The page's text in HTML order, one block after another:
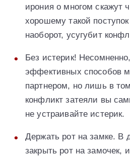
ирония о многом скажут
хорошему такой
наоборот, усугубит
Без истерик!
эффективных способов
партнером, но лишь в
конфликт затеяли вы
не устраивайте истерик.
Держать рот на замке. В
закрыть рот на замочек,